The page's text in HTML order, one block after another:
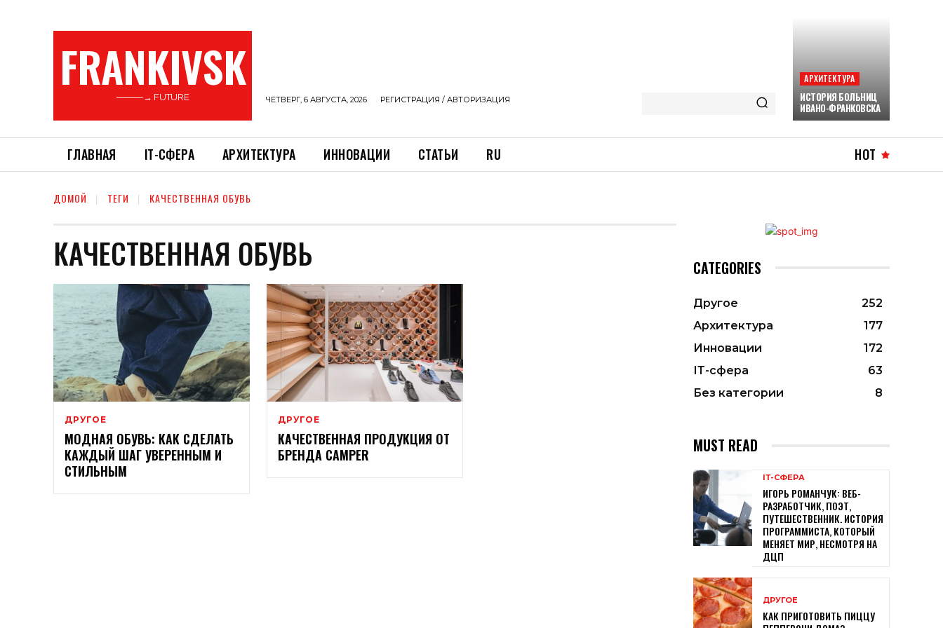
FRANKIVSK
———→ FUTURE ЧЕТВЕРГ, 6 АВГУСТА, 2026 РЕГИСТРАЦИЯ / АВТОРИЗАЦИЯ
АРХИТЕКТУРА
ИСТОРИЯ БОЛЬНИЦ
ИВАНО-ФРАНКОВСКА
ГЛАВНАЯ ІТ-СФЕРА АРХИТЕКТУРА ИННОВАЦИИ СТАТЬИ RU HOT
ДОМОЙ ТЕГИ КАЧЕСТВЕННАЯ ОБУВЬ
КАЧЕСТВЕННАЯ ОБУВЬ
ДРУГОЕ
МОДНАЯ ОБУВЬ: КАК СДЕЛАТЬ
КАЖДЫЙ ШАГ УВЕРЕННЫМ И
СТИЛЬНЫМ
ДРУГОЕ
КАЧЕСТВЕННАЯ ПРОДУКЦИЯ ОТ
БРЕНДА CAMPER
CATEGORIES
Другое
252
Архитектура
177
Инновации
172
ІТ-сфера
63
Без категории
8
MUST READ
ІТ-СФЕРА
ИГОРЬ РОМАНЧУК: ВЕБ-
РАЗРАБОТЧИК, ПОЭТ,
ПУТЕШЕСТВЕННИК. ИСТОРИЯ
ПРОГРАММИСТА, КОТОРЫЙ
МЕНЯЕТ МИР, НЕСМОТРЯ НА
ДЦП
ДРУГОЕ
КАК ПРИГОТОВИТЬ ПИЦЦУ